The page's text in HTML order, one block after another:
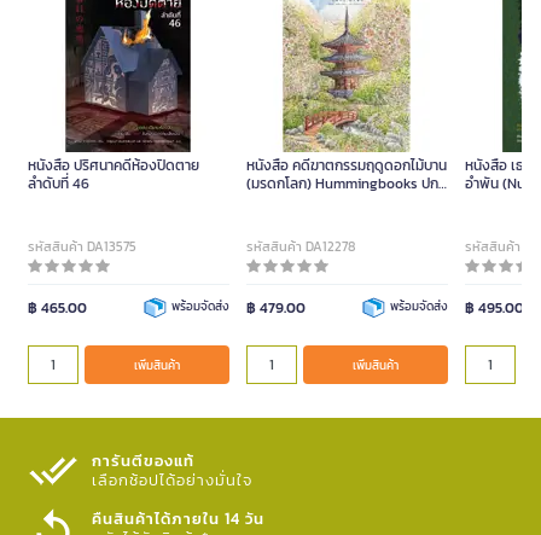
หนังสือ ปริศนาคดีห้องปิดตาย
ลำดับที่ 46
รหัสสินค้า DA13575
฿ 465.00 พร้อมจัดส่ง
เพิ่มสินค้า
หนังสือ คดีฆาตกรรมฤดูดอกไม้บาน
(มรดกโลก) Hummingbooks ปก
รหัสสินค้า DA12278
฿ 479.00 พร้อมจัดส่ง
เพิ่มสินค้า
หนังสือ เธอ
อำพัน
รหัสสินค้า
฿ 495.00
การันตีของแท้
เลือกช้อปได้อย่างมั่นใจ​
คืนสินค้าได้ภายใน 14 วัน